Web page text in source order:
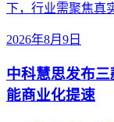
下，行业需聚焦真
2026年8月9日
中科慧思发布
能商业化提速